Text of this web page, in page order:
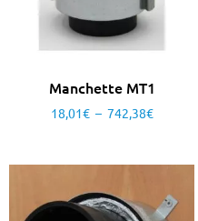
Manchette MT1
18,01€ – 742,38€